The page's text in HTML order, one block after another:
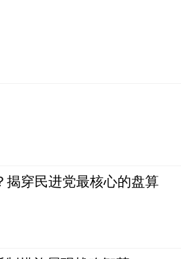
揭穿民进党最核心的盘算